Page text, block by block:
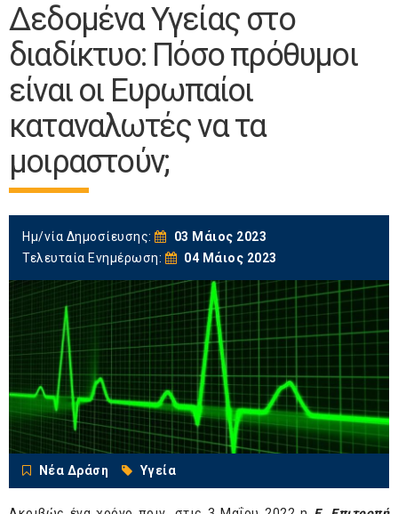
Δεδομένα Υγείας στο
διαδίκτυο: Πόσο πρόθυμοι
είναι οι Ευρωπαίοι
καταναλωτές να τα
μοιραστούν;
Ημ/νία Δημοσίευσης:
03 Μάιος 2023
Τελευταία Ενημέρωση:
04 Μάιος 2023
Νέα Δράση Υγεία